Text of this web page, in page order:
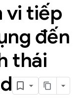
vi tiếp
đến
thái